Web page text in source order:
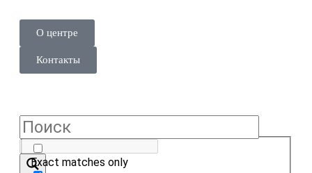
О центре
Контакты
Exact matches only